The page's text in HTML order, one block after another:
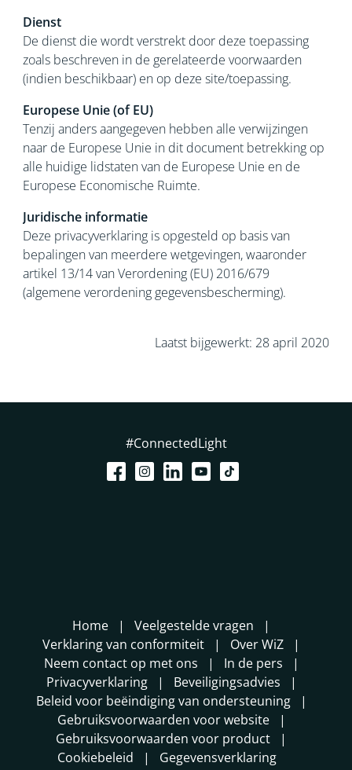
Dienst
De dienst die wordt verstrekt door deze toepassing
zoals beschreven in de gerelateerde voorwaarden
(indien beschikbaar) en op deze site/toepassing.
Europese Unie (of EU)
Tenzij anders aangegeven hebben alle verwijzingen
naar de Europese Unie in dit document betrekking op
alle huidige lidstaten van de Europese Unie en de
Europese Economische Ruimte.
Juridische informatie
Deze privacyverklaring is opgesteld op basis van
bepalingen van meerdere wetgevingen, waaronder
artikel 13/14 van Verordening (EU) 2016/679
(algemene verordening gegevensbescherming).
Laatst bijgewerkt: 28 april 2020
#ConnectedLight
Home
Veelgestelde vragen
Verklaring van conformiteit
Over WiZ
Neem contact op met ons
In de pers
Privacyverklaring
Beveiligingsadvies
Beleid voor beëindiging van ondersteuning
Gebruiksvoorwaarden voor website
Gebruiksvoorwaarden voor product
Cookiebeleid
Gegevensverklaring